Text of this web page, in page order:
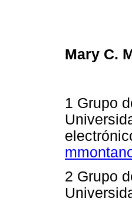
Mary C.
1 Grupo
2 Grupo